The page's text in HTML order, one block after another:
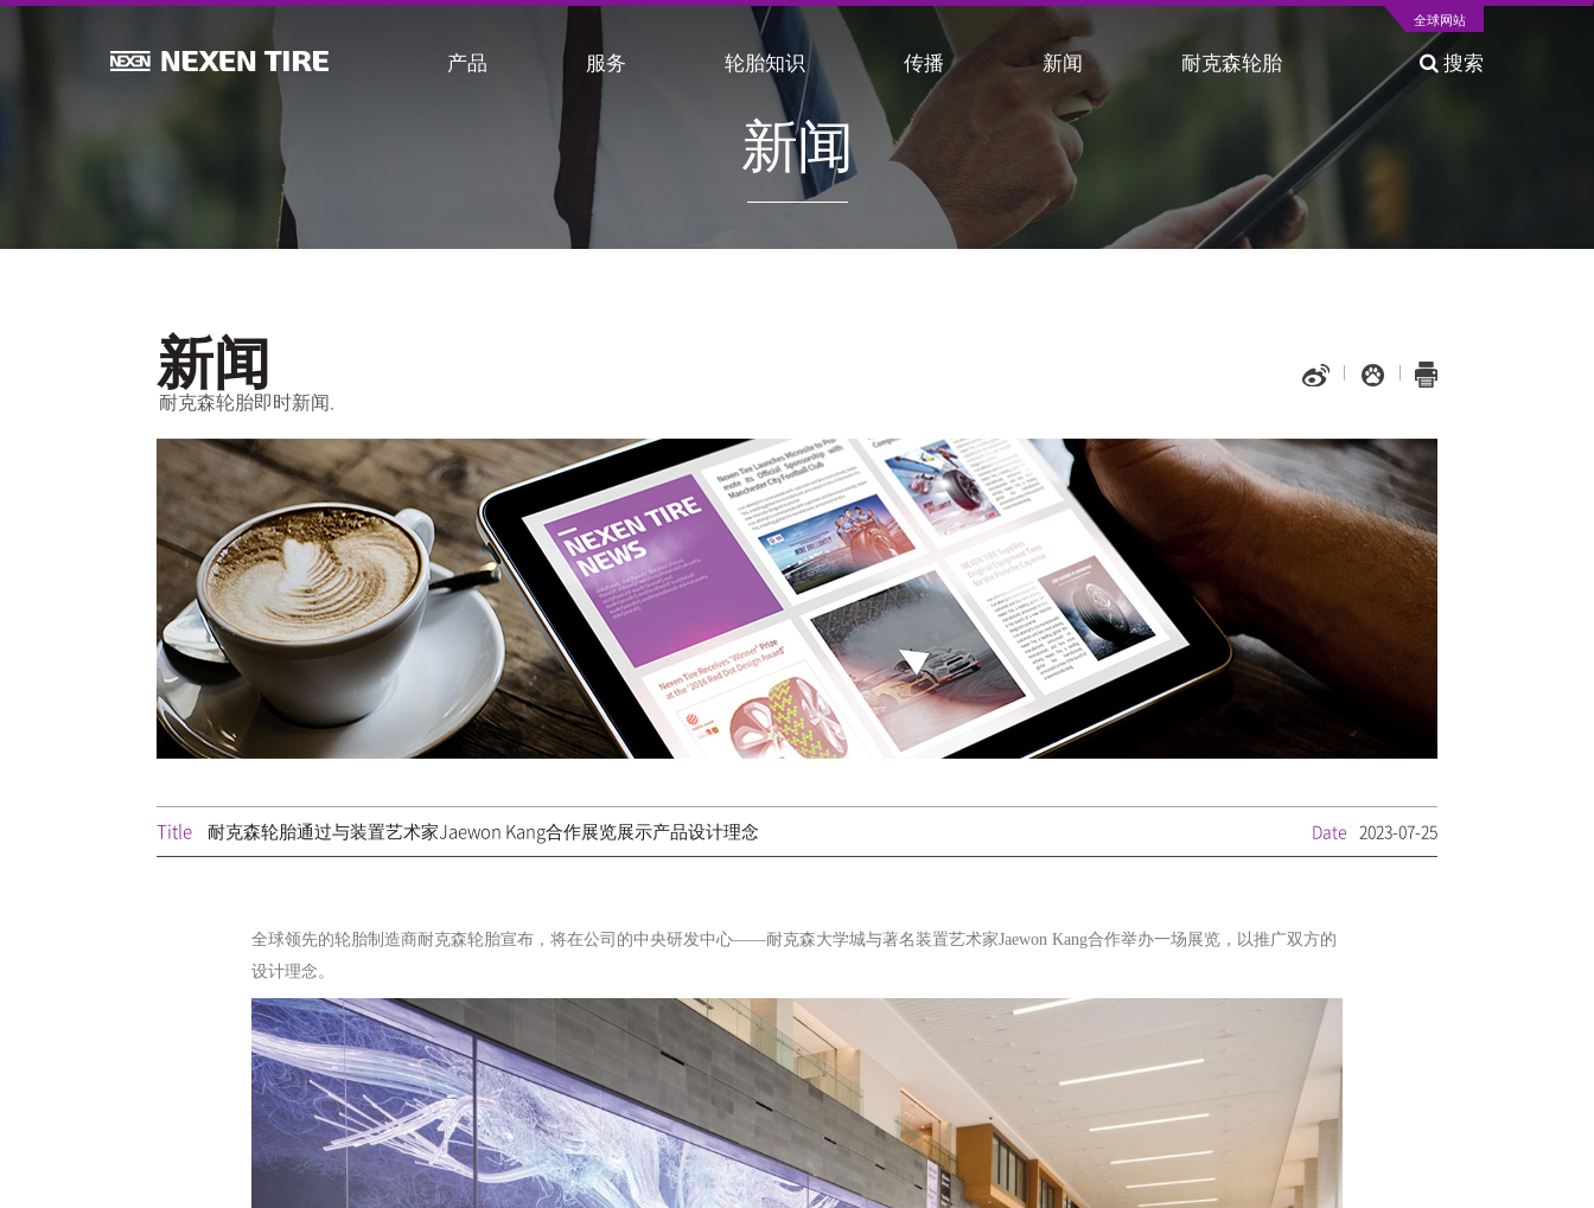
全球网站
产品 服务 轮胎知识 传播 新闻 耐克森轮胎 搜索
新闻
新闻
耐克森轮胎即时新闻.
Title 耐克森轮胎通过与装置艺术家Jaewon Kang合作展览展示产品设计理念 Date 2023-07-25
全球领先的轮胎制造商耐克森轮胎宣布，将在公司的中央研发中心——耐克森大学城与著名装置艺术家Jaewon Kang合作举办一场展览，以推广双方的
设计理念。